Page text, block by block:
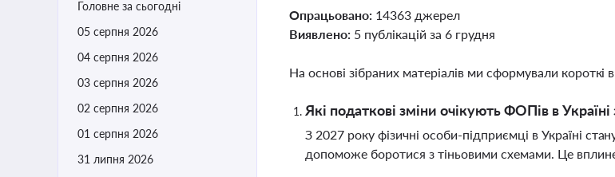
Головне за сьогодні
05 серпня 2026
04 серпня 2026
03 серпня 2026
02 серпня 2026
01 серпня 2026
31 липня 2026
Опрацьовано: 14363 джерел
Виявлено: 5 публікацій за 6 грудня
На основі зібраних матеріалів ми сформували короткі
Які податкові зміни очікують ФОПів в Україні
З 2027 року фізичні особи-підприємці в Україні
допоможе боротися з тіньовими схемами. Це вплине